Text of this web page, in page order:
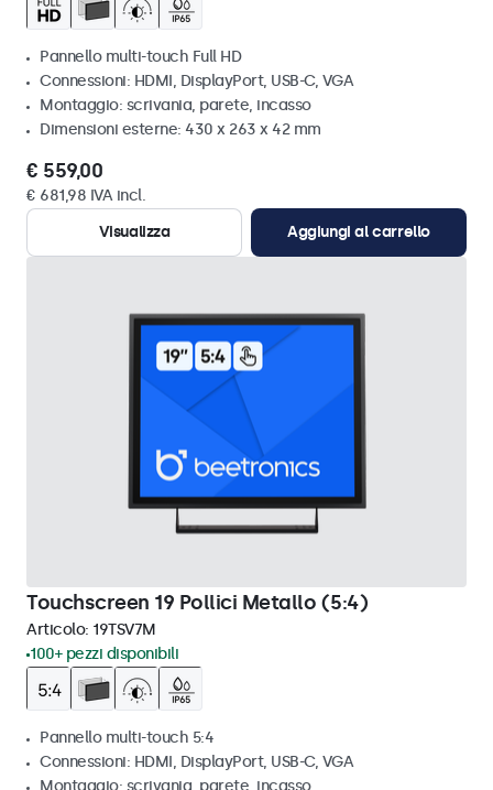
Pannello multi-touch Full HD
Connessioni: HDMI, DisplayPort, USB-C, VGA
Montaggio: scrivania, parete, incasso
Dimensioni esterne: 430 x 263 x 42 mm
€ 559,00
€ 681,98 IVA incl.
Visualizza
Aggiungi al carrello
Touchscreen 19 Pollici Metallo (5:4)
Articolo: 19TSV7M
100+ pezzi disponibili
Pannello multi-touch 5:4
Connessioni: HDMI, DisplayPort, USB-C, VGA
Montaggio: scrivania, parete, incasso